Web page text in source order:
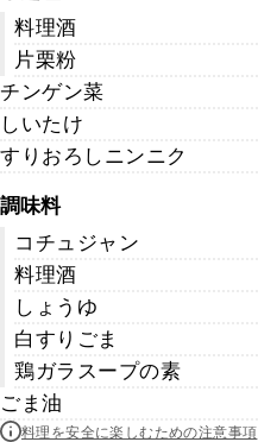
料理酒
片栗粉
チンゲン菜
しいたけ
すりおろしニンニク
調味料
コチュジャン
料理酒
しょうゆ
白すりごま
鶏ガラスープの素
ごま油
料理を安全に楽しむための注意事項